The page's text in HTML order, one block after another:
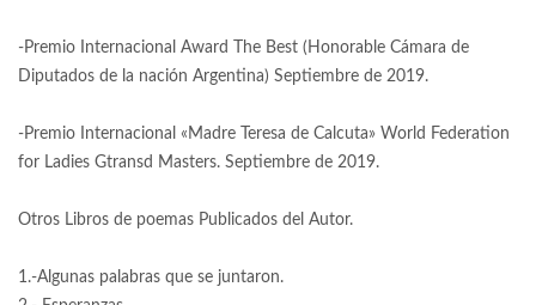
-Premio Internacional Award The Best (Honorable Cámara de
Diputados de la nación Argentina) Septiembre de 2019.
-Premio Internacional «Madre Teresa de Calcuta» World Federation
for Ladies Gtransd Masters. Septiembre de 2019.
Otros Libros de poemas Publicados del Autor.
1.-Algunas palabras que se juntaron.